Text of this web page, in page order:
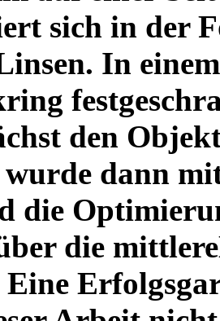
sich in der
In
den
dann
die
die